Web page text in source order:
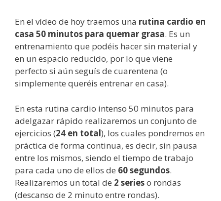
En el vídeo de hoy traemos una rutina cardio en
casa 50 minutos para quemar grasa. Es un
entrenamiento que podéis hacer sin material y
en un espacio reducido, por lo que viene
perfecto si aún seguís de cuarentena (o
simplemente queréis entrenar en casa).
En esta rutina cardio intenso 50 minutos para
adelgazar rápido realizaremos un conjunto de
ejercicios (24 en total), los cuales pondremos en
práctica de forma continua, es decir, sin pausa
entre los mismos, siendo el tiempo de trabajo
para cada uno de ellos de 60 segundos.
Realizaremos un total de 2 serieso rondas
(descanso de 2 minuto entre rondas).